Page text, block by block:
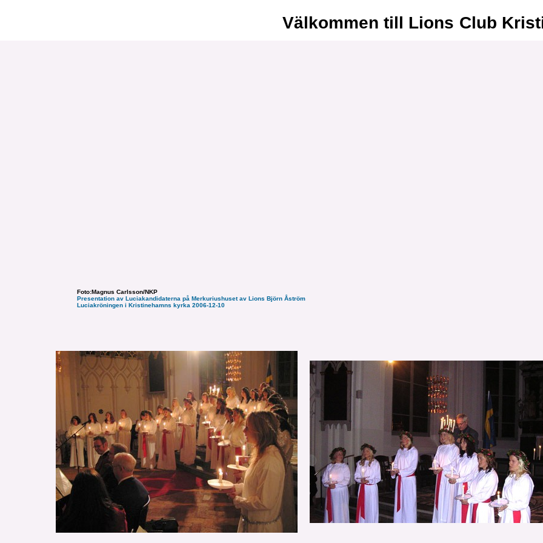
Välkommen till Lions Club
Foto:Magnus Carlsson/NKP
Presentation av Luciakandidaterna på Merkuriushuset av Lions Björn Åström
Luciakröningen i Kristinehamns kyrka 2006-12-10